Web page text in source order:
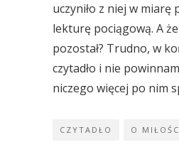
uczyniło z niej w miarę
lekturę pociągową. A
pozostał? Trudno, w
czytadło i nie
niczego więcej po nim
CZYTADŁO O